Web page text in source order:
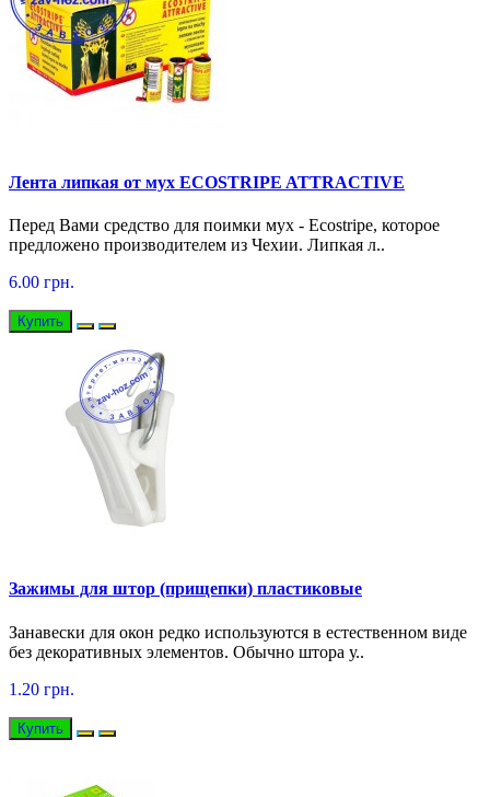
Лента липкая от мух ECOSTRIPE ATTRACTIVE
Перед Вами средство для поимки мух - Ecostripe, которое
предложено производителем из Чехии. Липкая л..
6.00 грн.
Купить
Зажимы для штор (прищепки) пластиковые
Занавески для окон редко используются в естественном виде
без декоративных элементов. Обычно штора у..
1.20 грн.
Купить